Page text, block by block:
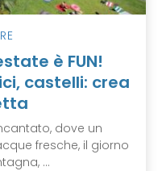
è FUN!
castelli: crea
dove un
fresche, il giorno
...